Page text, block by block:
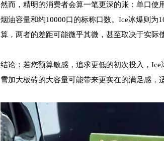
然而，精明的消费者会算一笔更深的账：单口使
烟油容量和约10000口的标称口数。Ice冰爆则为
算，两者的差距可能微乎其微，甚至取决于实际
结论：若您预算敏感，追求更低的初次投入，
雪加大板砖的大容量可能带来更实在的满足感，